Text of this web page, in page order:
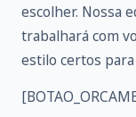
escolher. Nossa
trabalhará com
estilo certos para